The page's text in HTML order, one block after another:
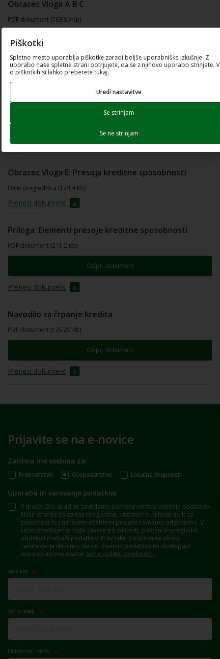
Obrazec Vloga A B C
PDF dokument (783.89 Kb)
Prenesi dokument
Obrazec Vloga D: Predlog zavarovanja kredita
PDF dokument (570.28 Kb)
Prenesi dokument
Obrazec Vloga E: Presoja kreditne sposobnosti
Excel preglednica (124.4 Kb)
Prenesi dokument
Priloga: Elementi presoje kreditne sposobnosti
PDF dokument (211.2 Kb)
Odpri dokument
Prenesi dokument
Navodilo za črpanje kredita
PDF dokument (135.25 Kb)
Odpri dokument
Prenesi dokument
Prijavite se na e-novice
Zanima me vsebina za:
Prebivalstvo Gospodarstvo Lokalne skupnosti
Uporaba in varovanje podatkov
V družbi Eko sklad se zavedamo pomena varstva osebnih podatkov.
Naše stranke so za nas dragocene, razumemo njihovo skrb za
zasebnost in z njihovimi osebnimi podatki ravnamo odgovorno. V
celoti spoštujemo naše zaveze po zakoniti, pošteni in pregledni
obdelavi osebnih podatkov. Prav tako z ustreznimi ukrepi
zavarovanja skrbimo, da do osebnih podatkov ne dostopajo
nepooblaščene osebe. Več o politiki zasebnosti.
Vaše ime
Vaš priimek
Elektronski naslov
Piškotki
Spletno mesto uporablja piškotke zaradi boljše uporabniške izkušnje. Z
uporabo naše spletne strani potrjujete, da se z njihovo uporabo strinjate.
o piškotkih si lahko preberete tukaj.
Uredi nastavitve
Se strinjam
Se ne strinjam